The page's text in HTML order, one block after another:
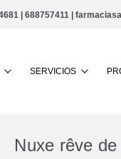
| 688757411 |
SERVICIOS
Nuxe rêve